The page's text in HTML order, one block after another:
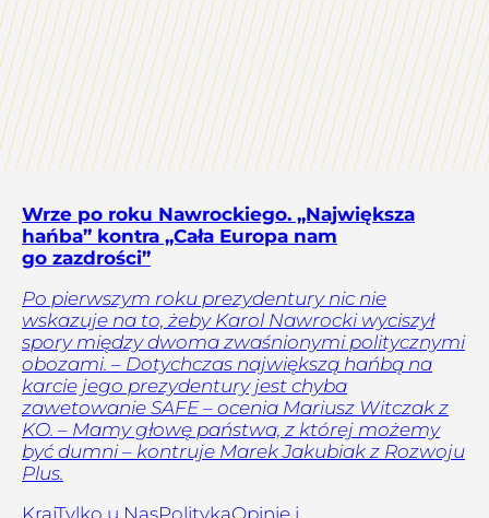
Wrze po roku Nawrockiego. „Największa
hańba” kontra „Cała Europa nam
go zazdrości”
Po pierwszym roku prezydentury nic nie
wskazuje na to, żeby Karol Nawrocki wyciszył
spory między dwoma zwaśnionymi politycznymi
obozami. – Dotychczas największą hańbą na
karcie jego prezydentury jest chyba
zawetowanie SAFE – ocenia Mariusz Witczak z
KO. – Mamy głowę państwa, z której możemy
być dumni – kontruje Marek Jakubiak z Rozwoju
Plus.
KrajTylko u NasPolitykaOpinie i